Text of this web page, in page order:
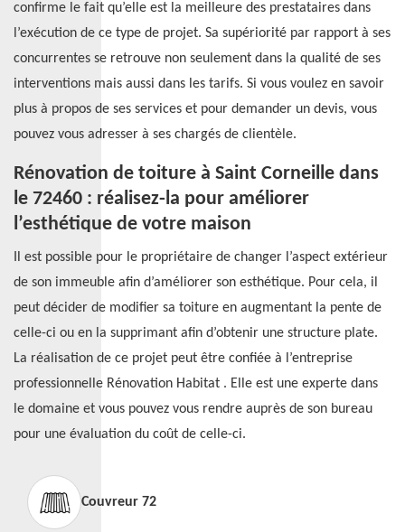
confirme le fait qu’elle est la meilleure des prestataires dans
l’exécution de ce type de projet. Sa supériorité par rapport à ses
concurrentes se retrouve non seulement dans la qualité de ses
interventions mais aussi dans les tarifs. Si vous voulez en savoir
plus à propos de ses services et pour demander un devis, vous
pouvez vous adresser à ses chargés de clientèle.
Rénovation de toiture à Saint Corneille dans
le 72460 : réalisez-la pour améliorer
l’esthétique de votre maison
Il est possible pour le propriétaire de changer l’aspect extérieur
de son immeuble afin d’améliorer son esthétique. Pour cela, il
peut décider de modifier sa toiture en augmentant la pente de
celle-ci ou en la supprimant afin d’obtenir une structure plate.
La réalisation de ce projet peut être confiée à l’entreprise
professionnelle Rénovation Habitat . Elle est une experte dans
le domaine et vous pouvez vous rendre auprès de son bureau
pour une évaluation du coût de celle-ci.
Couvreur 72